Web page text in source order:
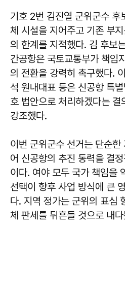
기호 2번 김진열 군위군수 후
체 시설을 지어주고 기존 부
의 한계를 지적했다. 김 후보
간공항은 국토교통부가 책임
의 전환을 강력히 촉구했다.
석 원내대표 등은 신공항 특
호 법안으로 처리하겠다는
강조했다.
이번 군위군수 선거는 단순
어 신공항의 추진 동력을 결
이다. 여야 모두 국가 책임을
선택이 향후 사업 방식에 큰
다. 지역 정가는 군위의 표심
체 판세를 뒤흔들 것으로 내